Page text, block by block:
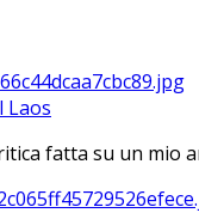
Laos
fatta su un mio